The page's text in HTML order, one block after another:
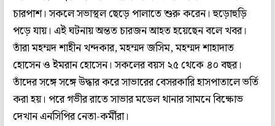
চারপাশ। সকলে সভাস্থল ছেড়ে পালাতে শুরু করেন। হুড়োহুড়ি
পড়ে যায়। এই ঘটনায় অন্তত চারজন আহত হয়েছেন বলে খবর।
তাঁরা মহম্মদ শাহীন খন্দকার, মহম্মদ জসিম, মহম্মদ শাহাদাত
হোসেন ও ইমরান হোসেন। সকলের বয়স ২৫ থেকে ৪০ বছর।
তাঁদের সঙ্গে সঙ্গে উদ্ধার করে সাভারের বেসরকারি হাসপাতালে ভর্তি
করা হয়। পরে গভীর রাতে সাভার মডেল থানার সামনে বিক্ষোভ
দেখান এনসিপির নেতা-কর্মীরা।